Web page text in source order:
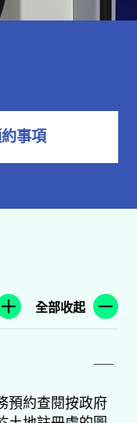
事項
全部收起
預約查閱按政府